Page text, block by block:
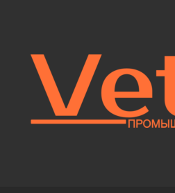
успех